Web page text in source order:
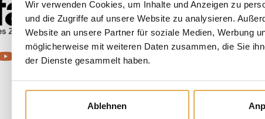
Wir verwenden Cookies, um Inhalte und Anzeigen zu
und die Zugriffe auf unsere Website zu analysieren.
Website an unsere Partner für soziale Medien, Werbung
möglicherweise mit weiteren Daten zusammen, die Sie
der Dienste gesammelt haben.
Ablehnen
Haustüren
Fenster
Vordächer